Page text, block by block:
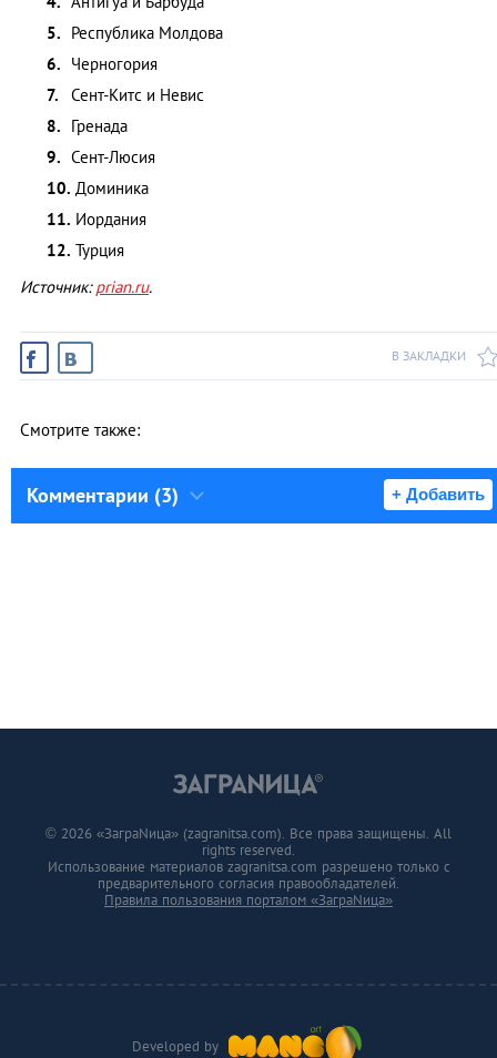
Республика Молдова
Черногория
Сент-Китс и Невис
Гренада
Сент-Люсия
Доминика
Иордания
Турция
Источник:prian.ru.
В ЗАКЛАДКИ
Смотрите также:
Комментарии (3) + Добавить
Developed by
© 2026 «ЗаграNица» (zagranitsa.com). Все права защищены. All
rights reserved.
Использование материалов zagranitsa.com разрешено только с
предварительного согласия правообладателей.
Правила пользования порталом «ЗаграNица»